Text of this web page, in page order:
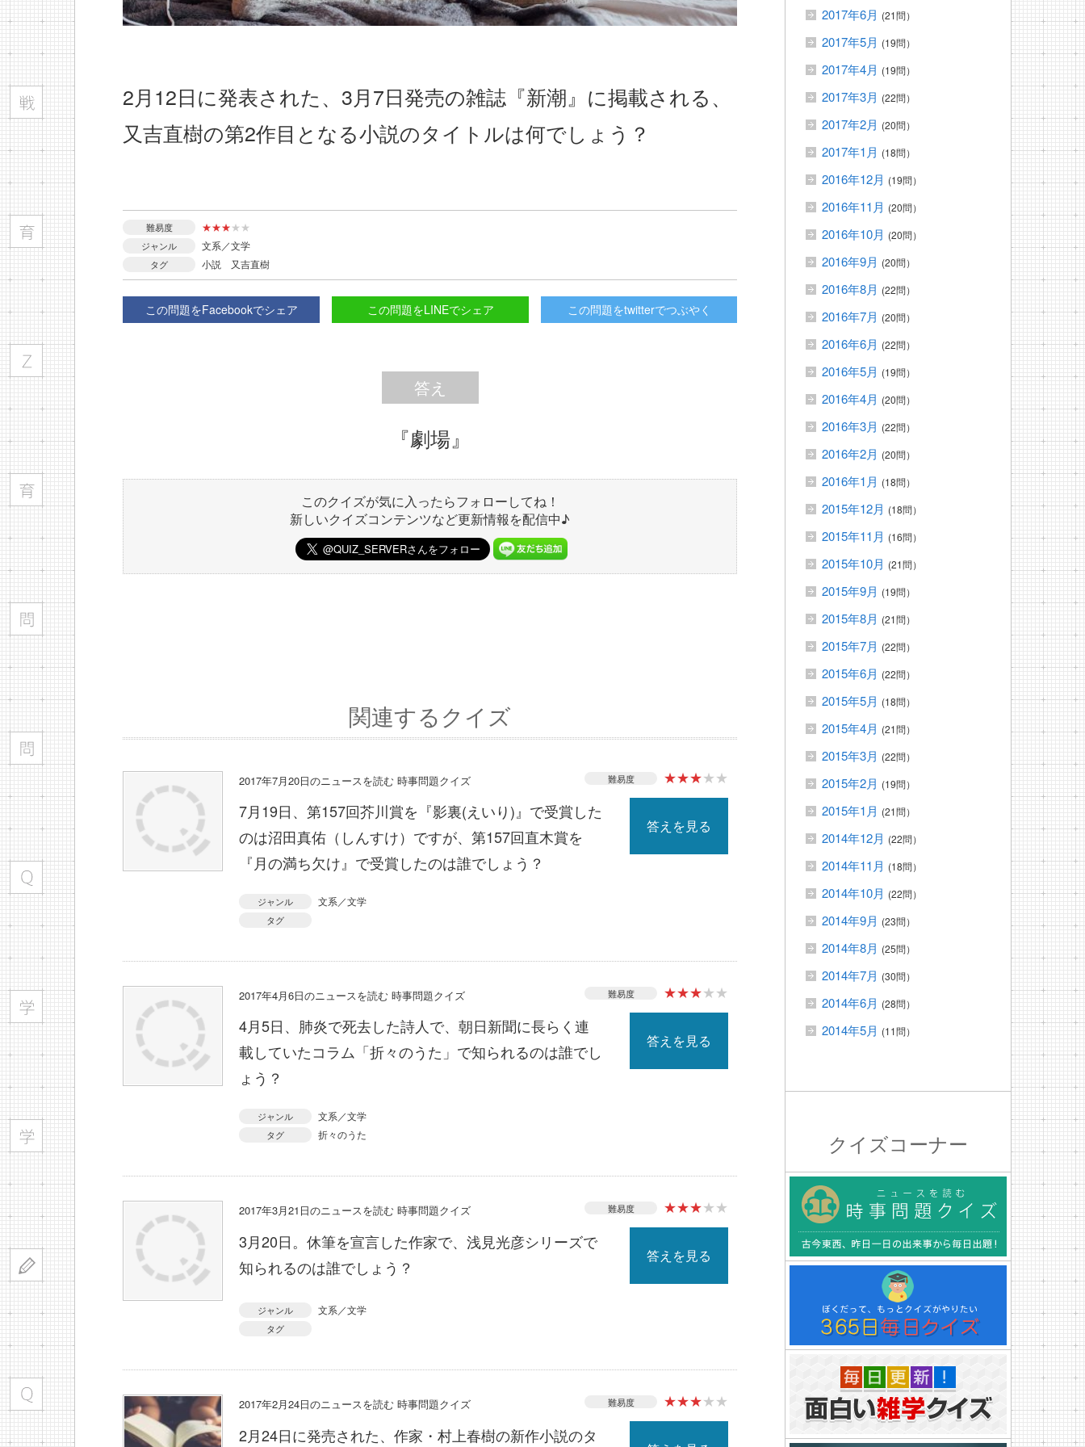
2月12日に発表された、3月7日発売の雑誌『新潮』に掲載される、
又吉直樹の第2作目となる小説のタイトルは何でしょう？
難易度 ★★★★ ★
ジャンル 文系／文学
タグ 小説 又吉直樹
この問題をFacebookでシェア この問題をLINEでシェア この問題をtwitterでつぶやく
答え
『劇場』
このクイズが気に入ったらフォローしてね！
新しいクイズコンテンツなど更新情報を配信中♪
関連するクイズ
2017年7月20日のニュースを読む 時事問題クイズ 難易度 ★★★★★
7月19日、第157回芥川賞を『影裏(えいり)』で受賞した
のは沼田真佑（しんすけ）ですが、第157回直木賞を
『月の満ち欠け』で受賞したのは誰でしょう？
答えを見る
ジャンル 文系／文学
タグ
2017年4月6日のニュースを読む 時事問題クイズ 難易度 ★★★★★
4月5日、肺炎で死去した詩人で、朝日新聞に長らく連
載していたコラム「折々のうた」で知られるのは誰でし
ょう？
答えを見る
ジャンル 文系／文学
タグ 折々のうた
2017年3月21日のニュースを読む 時事問題クイズ 難易度 ★★★★★
3月20日。休筆を宣言した作家で、浅見光彦シリーズで
知られるのは誰でしょう？
答えを見る
ジャンル 文系／文学
タグ
2017年2月24日のニュースを読む 時事問題クイズ 難易度 ★★★★★
2月24日に発売された、作家・村上春樹の新作小説のタ
2017年6月 (21問）
2017年5月 (19問）
2017年4月 (19問）
2017年3月 (22問）
2017年2月 (20問）
2017年1月 (18問）
2016年12月 (19問）
2016年11月 (20問）
2016年10月 (20問）
2016年9月 (20問）
2016年8月 (22問）
2016年7月 (20問）
2016年6月 (22問）
2016年5月 (19問）
2016年4月 (20問）
2016年3月 (22問）
2016年2月 (20問）
2016年1月 (18問）
2015年12月 (18問）
2015年11月 (16問）
2015年10月 (21問）
2015年9月 (19問）
2015年8月 (21問）
2015年7月 (22問）
2015年6月 (22問）
2015年5月 (18問）
2015年4月 (21問）
2015年3月 (22問）
2015年2月 (19問）
2015年1月 (21問）
2014年12月 (22問）
2014年11月 (18問）
2014年10月 (22問）
2014年9月 (23問）
2014年8月 (25問）
2014年7月 (30問）
2014年6月 (28問）
2014年5月 (11問）
クイズコーナー